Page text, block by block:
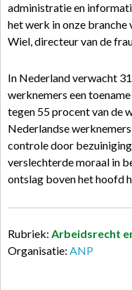
administratie en
het werk in onze branche
Wiel, directeur van de
In Nederland verwacht
werknemers een
tegen 55 procent van de
Nederlandse
controle door
verslechterde moraal in
ontslag boven het hoofd
Rubriek: Arbeidsrecht
Organisatie: ANP